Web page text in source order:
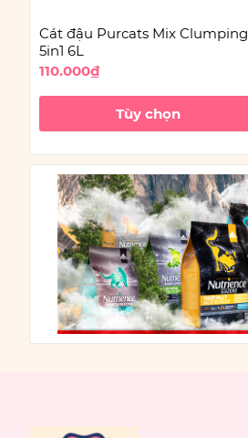
Cát đậu Purcats Mix Clumping
5in1 6L
110.000₫
Tùy chọn